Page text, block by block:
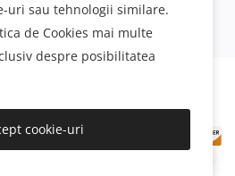
Rights Reserved.
poliuretan
uri sau tehnologii similare.
de Cookies mai multe
despre posibilitatea
cookie-uri